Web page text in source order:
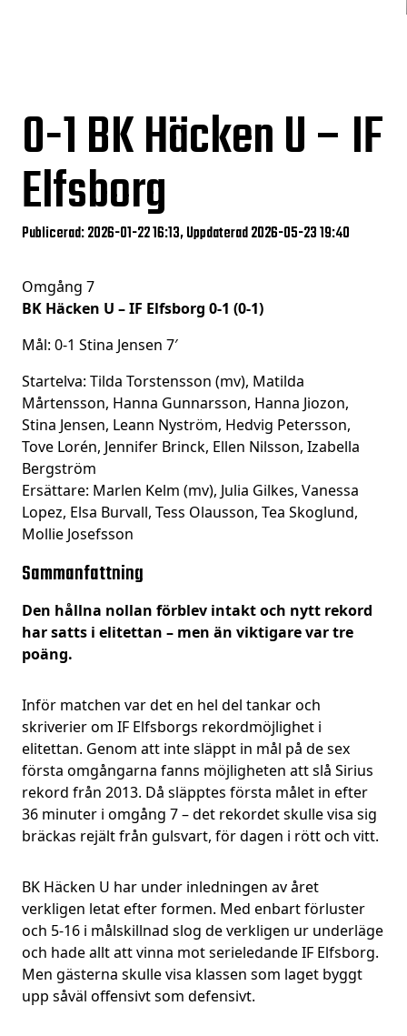
0-1BK Häcken U – IF
Elfsborg
Publicerad: 2026-01-22 16:13, Uppdaterad 2026-05-23 19:40
Omgång 7
BK Häcken U – IF Elfsborg 0-1 (0-1)
Mål: 0-1 Stina Jensen 7′
Startelva: Tilda Torstensson (mv), Matilda
Mårtensson, Hanna Gunnarsson, Hanna Jiozon,
Stina Jensen, Leann Nyström, Hedvig Petersson,
Tove Lorén, Jennifer Brinck, Ellen Nilsson, Izabella
Bergström
Ersättare: Marlen Kelm (mv), Julia Gilkes, Vanessa
Lopez, Elsa Burvall, Tess Olausson, Tea Skoglund,
Mollie Josefsson
Sammanfattning
Den hållna nollan förblev intakt och nytt rekord
har satts i elitettan – men än viktigare var tre
poäng.
Inför matchen var det en hel del tankar och
skriverier om IF Elfsborgs rekordmöjlighet i
elitettan. Genom att inte släppt in mål på de sex
första omgångarna fanns möjligheten att slå Sirius
rekord från 2013. Då släpptes första målet in efter
36 minuter i omgång 7 – det rekordet skulle visa sig
bräckas rejält från gulsvart, för dagen i rött och vitt.
BK Häcken U har under inledningen av året
verkligen letat efter formen. Med enbart förluster
och 5-16 i målskillnad slog de verkligen ur underläge
och hade allt att vinna mot serieledande IF Elfsborg.
Men gästerna skulle visa klassen som laget byggt
upp såväl offensivt som defensivt.